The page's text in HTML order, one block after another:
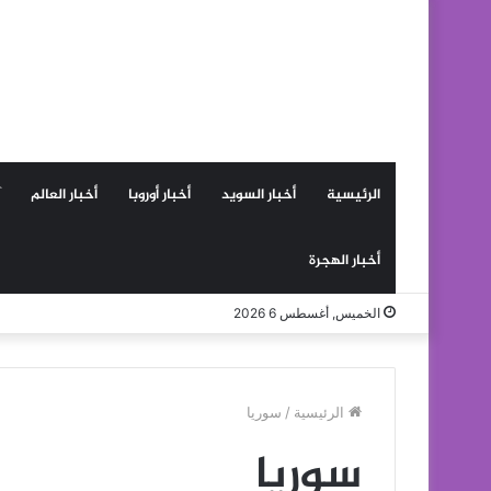
الرئيسية أخبار السويد أخبار أوروبا أخبار العالم
أخبار الهجرة
الخميس, أغسطس 6 2026
الرئيسية / سوريا